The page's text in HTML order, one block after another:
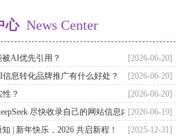
心 News Center
[2026-06-20]
AI优先引用？
[2026-06-20]
息转化品牌推广有什么好处？
[2026-06-20]
？
[2026-06-19]
尽快收录自己的网站信息内容？
[2025-12-31]
| 新年快乐，2026 共启新程！